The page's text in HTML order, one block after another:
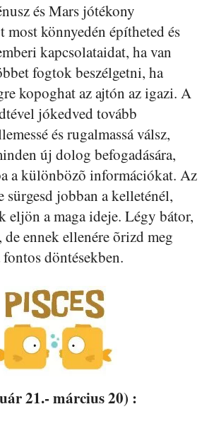
és Mars jótékony
most könnyedén építheted és
kapcsolataidat, ha van
fogtok beszélgetni, ha
kopoghat az ajtón az igazi. A
jókedved tovább
és rugalmassá válsz,
új dolog befogadására,
a különbözõ információkat. Az
sürgesd jobban a kelleténél,
eljön a maga ideje. Légy bátor,
de ennek ellenére õrizd meg
döntésekben.
21.- március 20) :